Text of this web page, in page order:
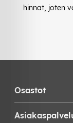
hinnat, joten
Osastot